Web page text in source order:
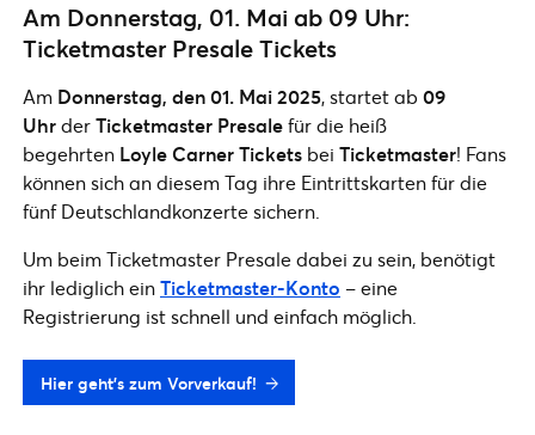
Am Donnerstag, 01. Mai ab 09 Uhr:
Ticketmaster Presale Tickets
Am Donnerstag, den 01. Mai 2025, startet ab 09
UhrderTicketmaster Presalefür die heiß
begehrten Loyle Carner Tickets bei Ticketmaster! Fans
können sich an diesem Tag ihre Eintrittskarten für die
fünf Deutschlandkonzertesichern.
Um beim Ticketmaster Presale dabei zu sein, benötigt
ihr lediglich einTicketmaster-Konto – eine
Registrierung ist schnell und einfach möglich.
Hier geht’s zum Vorverkauf!